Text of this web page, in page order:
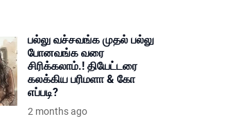
பல்லு வச்சவங்க முதல் பல்லு
போனவங்க வரை
சிரிக்கலாம்.! தியேட்டரை
கலக்கிய பரிமளா & கோ
எப்படி?
2 months ago